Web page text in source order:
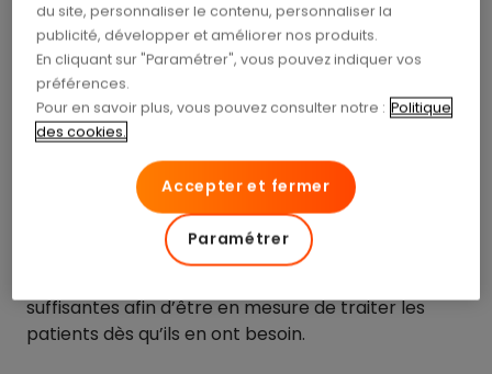
« Sang, plasma : partageons la vie, donnons
souvent ! »
Ce nouveau thème «Sang, plasma : partageons la vie,
donnons souvent !
» a pour principal objectif de
souligner les besoins de transfusions sanguines
dont certains patients ont besoin, parfois même à
vie. Il met ainsi en avantl’importance de chaque
donneur de sang ou de plasma
et revient sur la
nécessité de réaliser des dons réguliers. Il est en
effet important de veiller à disposer d’un
suffisantes afin d’être en mesure de traiter les
patients dès qu’ils en ont besoin.
du site, personnaliser le contenu, personnaliser la
publicité, développer et améliorer nos produits.
En cliquant sur "Paramétrer", vous pouvez indiquer vos
préférences.
Pour en savoir plus, vous pouvez consulter notre : Politique
des cookies.
Accepter et fermer
Paramétrer